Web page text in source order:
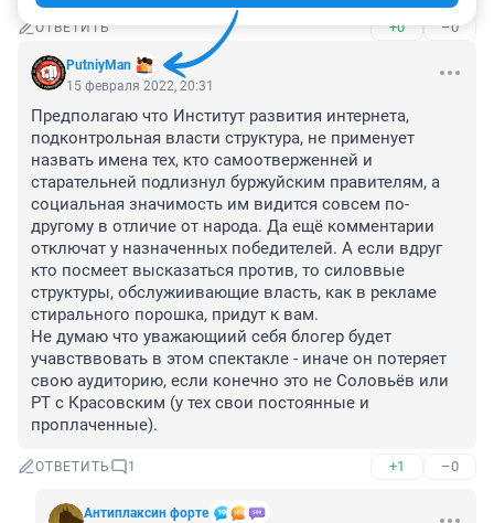
ОТВЕТИТЬ +0 –0
PutniyMan
15 февраля 2022, 20:31
Предполагаю что Институт развития интернета,
подконтрольная власти структура, не применует
назвать имена тех, кто самоотверженней и
старательней подлизнул буржуйским правителям, а
социальная значимость им видится совсем по-
другому в отличие от народа. Да ещё комментарии
отключат у назначенных победителей. А если вдруг
кто посмеет высказаться против, то силоввые
структуры, обслужиивающие власть, как в рекламе
стирального порошка, придут к вам.
Не думаю что уважающиий себя блогер будет
учавстввовать в этом спектакле - иначе он потеряет
свою аудиторию, если конечно это не Соловьёв или
РТ с Красовским (у тех свои постоянные и
проплаченные).
ОТВЕТИТЬ 1 +1 –0
Антиплаксин форте